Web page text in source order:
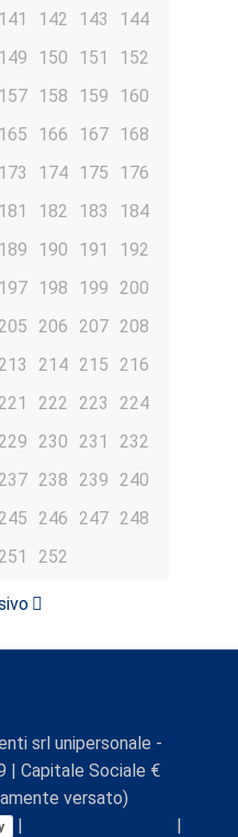
141 142 143
144
149 150 151
152
157 158 159
160
165 166 167 168
173 174 175
176
181 182 183
184
189 190 191
192
197 198 199 200
206 207 208
214 215 216
222 223
224
230 231
232
238 239 240
246 247 248
252
srl unipersonale -
| Capitale Sociale €
versato)
| |